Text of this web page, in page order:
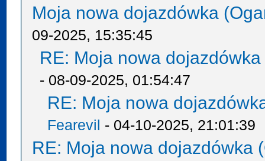
Moja nowa dojazdówka
09-2025, 15:35:45
RE: Moja nowa
- 08-09-2025, 01:54:47
RE: Moja nowa
Fearevil - 04-10-2025, 21:01:39
RE: Moja nowa dojazdówka